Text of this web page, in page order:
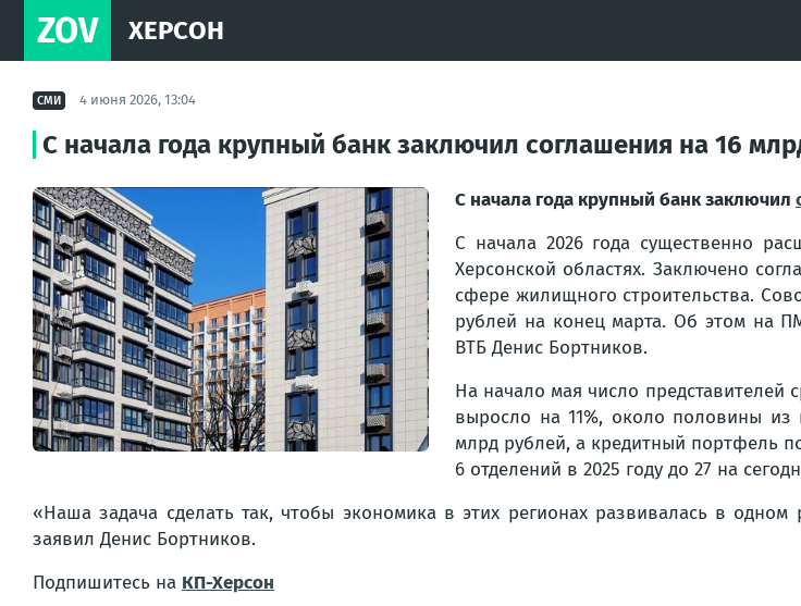
ZOV ХЕРСОН
СМИ 4 июня 2026, 13:04
С начала года крупный банк заключил соглашения на 16
С начала года крупный банк заключил
С начала 2026 года существенно
Херсонской областях. Заключено
сфере жилищного строительства.
рублей на конец марта. Об этом на
ВТБ Денис Бортников.
На начало мая число представителей
выросло на 11%, около половины
млрд рублей, а кредитный портфель
6 отделений в 2025 году до 27 на
«Наша задача сделать так, чтобы экономика в этих регионах развивалась в
заявил Денис Бортников.
Подпишитесь на КП-Херсон